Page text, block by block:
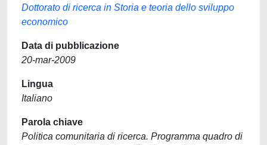
Dottorato di ricerca in Storia e teoria dello sviluppo
economico
Data di pubblicazione
20-mar-2009
Lingua
Italiano
Parola chiave
Politica comunitaria di ricerca. Programma quadro di